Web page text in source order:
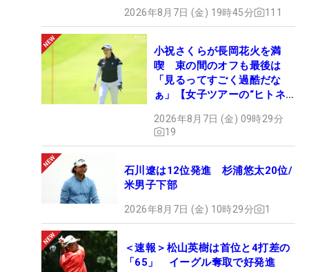
2026年8月7日 (金) 19時45分 111
小祝さくらが長岡花火を満
喫 束の間のオフも最後は
「見るってすごく過酷だな
ぁ」【女子ツアーの“ヒトネ
2026年8月7日 (金) 09時29分
19
石川遼は12位発進 杉浦悠太20位/
米男子下部
2026年8月7日 (金) 10時29分 1
＜速報＞松山英樹は首位と4打差の
「65」 イーグル奪取で好発進